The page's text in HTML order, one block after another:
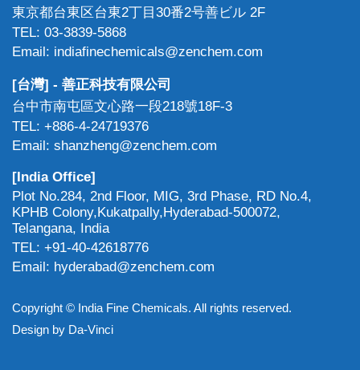
東京都台東区台東2丁目30番2号善ビル 2F
TEL: 03-3839-5868
Email: indiafinechemicals@zenchem.com
[台灣] - 善正科技有限公司
台中市南屯區文心路一段218號18F-3
TEL: +886-4-24719376
Email: shanzheng@zenchem.com
[India Office]
Plot No.284, 2nd Floor, MIG, 3rd Phase, RD No.4,
KPHB Colony,Kukatpally,Hyderabad-500072,
Telangana, India
TEL: +91-40-42618776
Email: hyderabad@zenchem.com
Copyright © India Fine Chemicals. All rights reserved.
Design by Da-Vinci